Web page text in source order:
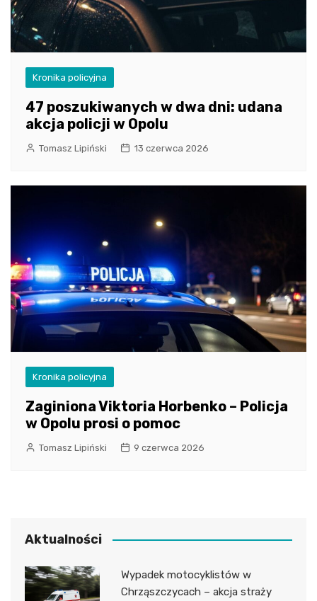
Kronika policyjna
47 poszukiwanych w dwa dni: udana
akcja policji w Opolu
Tomasz Lipiński 13 czerwca 2026
Kronika policyjna
Zaginiona Viktoria Horbenko – Policja
w Opolu prosi o pomoc
Tomasz Lipiński 9 czerwca 2026
Aktualności
Wypadek motocyklistów w
Chrząszczycach – akcja straży